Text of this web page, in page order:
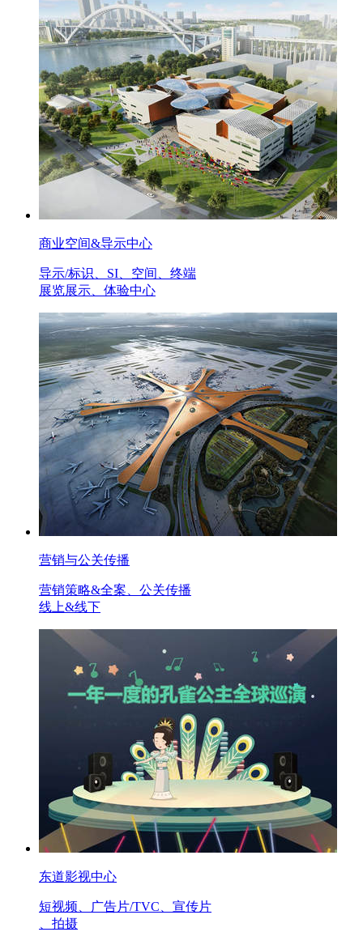
商业空间&导示中心
导示/标识、SI、空间、终端
展览展示、体验中心
营销与公关传播
营销策略&全案、公关传播
线上&线下
东道影视中心
短视频、广告片/TVC、宣传片
、拍摄